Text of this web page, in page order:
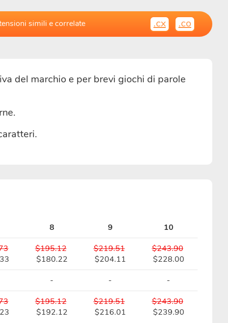
simili e correlate .cx .co
del marchio e per brevi giochi di parole
8 9
10
$195.12
$180.22
$219.51
$204.11
$243.90
$228.00
- -
-
$195.12
$192.12
$219.51
$216.01
$243.90
$239.90